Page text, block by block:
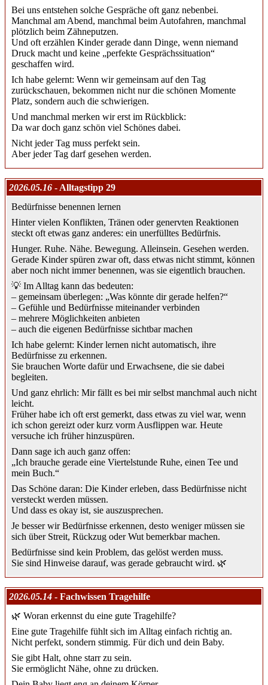
Bei uns entstehen solche Gespräche oft ganz nebenbei.
Manchmal am Abend, manchmal beim Autofahren, manchmal
plötzlich beim Zähneputzen.
Und oft erzählen Kinder gerade dann Dinge, wenn niemand
Druck macht und keine „perfekte Gesprächssituation“
geschaffen wird.
Ich habe gelernt: Wenn wir gemeinsam auf den Tag
zurückschauen, bekommen nicht nur die schönen Momente
Platz, sondern auch die schwierigen.
Und manchmal merken wir erst im Rückblick:
Da war doch ganz schön viel Schönes dabei.
Nicht jeder Tag muss perfekt sein.
Aber jeder Tag darf gesehen werden.
2026.05.16 - Alltagstipp 29
Bedürfnisse benennen lernen
Hinter vielen Konflikten, Tränen oder genervten Reaktionen
steckt oft etwas ganz anderes: ein unerfülltes Bedürfnis.
Hunger. Ruhe. Nähe. Bewegung. Alleinsein. Gesehen werden.
Gerade Kinder spüren zwar oft, dass etwas nicht stimmt, können
aber noch nicht immer benennen, was sie eigentlich brauchen.
💡 Im Alltag kann das bedeuten:
– gemeinsam überlegen: „Was könnte dir gerade helfen?“
– Gefühle und Bedürfnisse miteinander verbinden
– mehrere Möglichkeiten anbieten
– auch die eigenen Bedürfnisse sichtbar machen
Ich habe gelernt: Kinder lernen nicht automatisch, ihre
Bedürfnisse zu erkennen.
Sie brauchen Worte dafür und Erwachsene, die sie dabei
begleiten.
Und ganz ehrlich: Mir fällt es bei mir selbst manchmal auch nicht
leicht.
Früher habe ich oft erst gemerkt, dass etwas zu viel war, wenn
ich schon gereizt oder kurz vorm Ausflippen war. Heute
versuche ich früher hinzuspüren.
Dann sage ich auch ganz offen:
„Ich brauche gerade eine Viertelstunde Ruhe, einen Tee und
mein Buch.“
Das Schöne daran: Die Kinder erleben, dass Bedürfnisse nicht
versteckt werden müssen.
Und dass es okay ist, sie auszusprechen.
Je besser wir Bedürfnisse erkennen, desto weniger müssen sie
sich über Streit, Rückzug oder Wut bemerkbar machen.
Bedürfnisse sind kein Problem, das gelöst werden muss.
Sie sind Hinweise darauf, was gerade gebraucht wird. 🌿
2026.05.14 - Fachwissen Tragehilfe
🌿 Woran erkennst du eine gute Tragehilfe?
Eine gute Tragehilfe fühlt sich im Alltag einfach richtig an.
Nicht perfekt, sondern stimmig. Für dich und dein Baby.
Sie gibt Halt, ohne starr zu sein.
Sie ermöglicht Nähe, ohne zu drücken.